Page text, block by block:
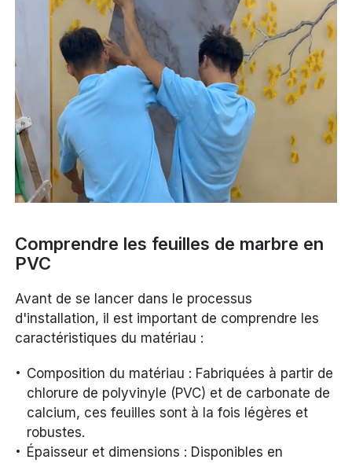
Comprendre les feuilles de marbre en
PVC
Avant de se lancer dans le processus
d'installation, il est important de comprendre les
caractéristiques du matériau :
Composition du matériau : Fabriquées à partir de
chlorure de polyvinyle (PVC) et de carbonate de
calcium, ces feuilles sont à la fois légères et
robustes.
Épaisseur et dimensions : Disponibles en